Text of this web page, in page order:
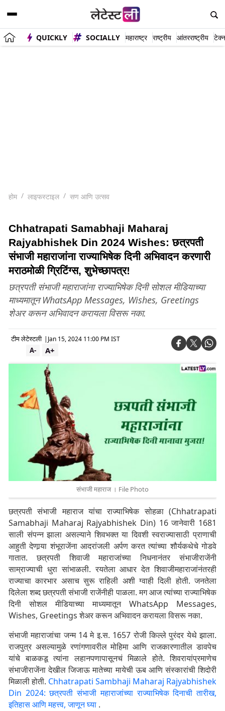
QUICKLY SOCIALLY महाराष्ट्र राष्ट्रीय आंतरराष्ट्रीय
होम लाइफस्टाइल सण आणि उत्सव
Chhatrapati Samabhaji Maharaj
Rajyabhishek Din 2024 Wishes: छत्रपती
संभाजी महाराजांना राज्याभिषेक दिनी अभिवादन करणारी
मराठमोळी ग्रिटिंग्स, शुभेच्छापत्र!
छत्रपती संभाजी महाराजांना राज्याभिषेक दिनी सोशल मीडियाच्या
माध्यमातून WhatsApp Messages, Wishes, Greetings
शेअर करून अभिवादन करायला विसरू नका.
टीम लेटेस्टली | Jan 15, 2024 11:00 PM IST
A+
A-
संभाजी महाराज । File Photo
छत्रपती संभाजी महाराज यांचा राज्याभिषेक सोहळा (Chhatrapati
Samabhaji Maharaj Rajyabhishek Din) 16 जानेवारी 1681
साली संपन्न झाला असल्याने शिवभक्त या दिवशी स्वराज्यासाठी प्राणाची
आहुती देणार्‍या शंभूराजेंना आदरांजली अर्पण करत त्यांच्या शौर्यकथेचे गोडवे
गातात. छत्रपती शिवाजी महाराजांच्या निधनानंतर संभाजीराजेंनी
साम्राज्याची धुरा सांभाळली. रयतेला आधार देत शिवाजीमहाराजांनंतरही
राज्याचा कारभार असाच सुरू राहिली अशी ग्वाही दिली होती. जनतेला
दिलेला शब्द छत्रपती संभाजी राजेंनीही पाळला. मग आज त्यांच्या राज्याभिषेक
दिनी सोशल मीडियाच्या माध्यमातून WhatsApp Messages,
Wishes, Greetings शेअर करून अभिवादन करायला विसरू नका.
संभाजी महाराजांचा जन्म 14 मे इ.स. 1657 रोजी किल्ले पुरंदर येथे झाला.
राजपुत्र असल्यामुळे रणांगणावरील मोहिमा आणि राजकारणातील डावपेच
यांचे बाळकडू त्यांना लहानपणापासूनचं मिळाले होते. शिवरायांप्रमाणेच
संभाजीराजेंना देखील जिजाऊ मातेच्या मायेची ऊब आणि संस्कारांची शिदोरी
मिळाली होती. Chhatrapati Sambhaji Maharaj Rajyabhishek
Din 2024: छत्रपती संभाजी महाराजांच्या राज्याभिषेक दिनाची तारीख,
इतिहास आणि महत्त्व, जाणून घ्या .